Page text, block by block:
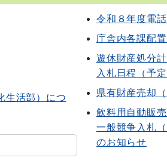
生活部）につ
令和８年度電
庁舎内各課配
遊休財産処分
入札日程（予定
県有財産売却
飲料用自動販
一般競争入札
のお知らせ